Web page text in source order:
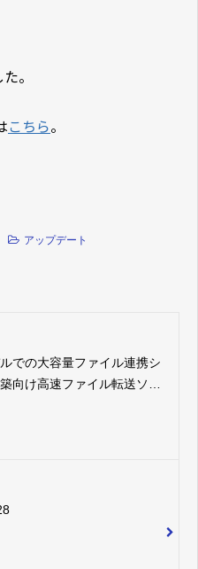
。
こちら。
アップデート
での大容量ファイル連携シ
向け高速ファイル転送ソフ